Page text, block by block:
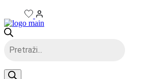
search